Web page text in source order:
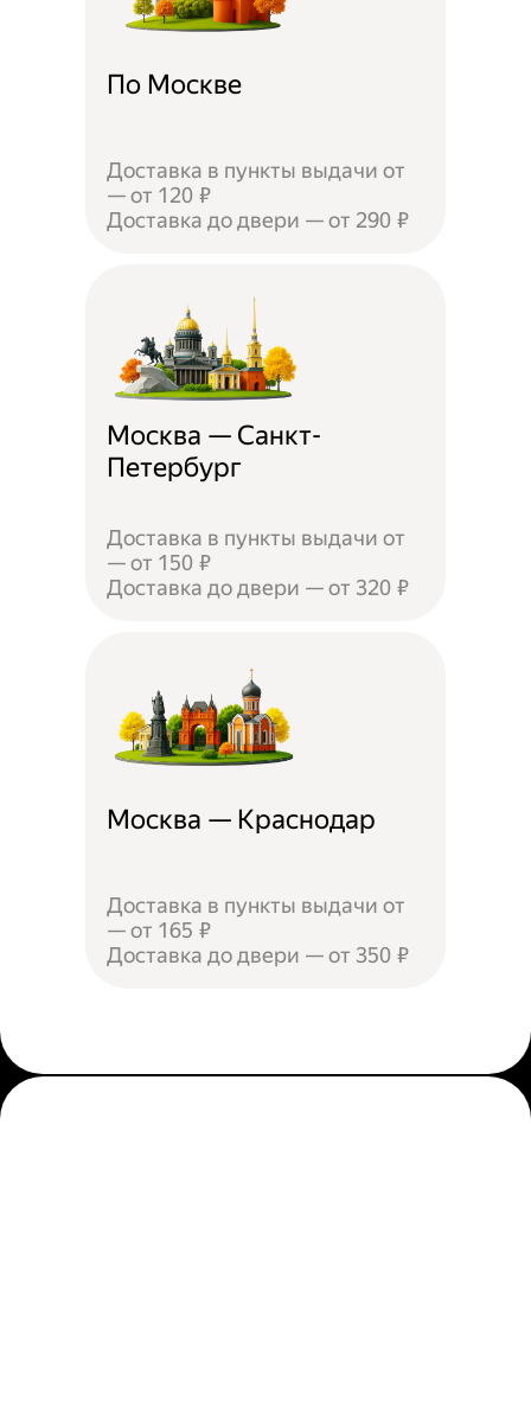
По Москве
Доставка в пункты выдачи от
— от 120 ₽
Доставка до двери — от 290 ₽
Москва — Санкт-
Петербург
Доставка в пункты выдачи от
— от 150 ₽
Доставка до двери — от 320 ₽
Москва — Краснодар
Доставка в пункты выдачи от
— от 165 ₽
Доставка до двери — от 350 ₽